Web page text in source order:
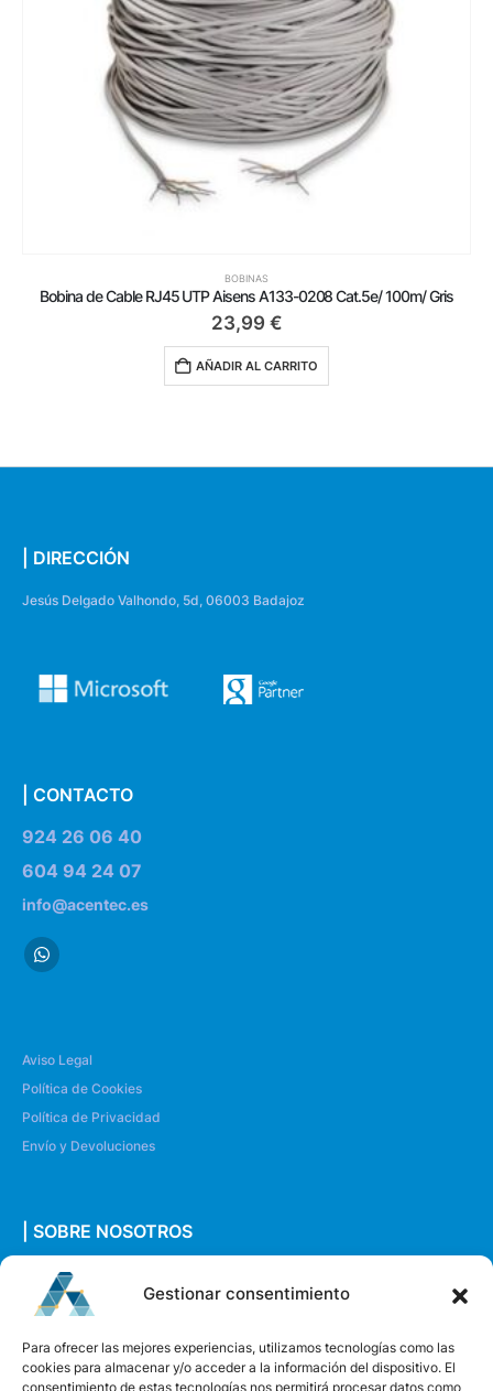
Gestionar consentimiento
Para ofrecer las mejores experiencias, utilizamos tecnologías como las
cookies para almacenar y/o acceder a la información del dispositivo. El
consentimiento de estas tecnologías nos permitirá procesar datos como
BOBINAS
Bobina de Cable RJ45 UTP Aisens A133-0208 Cat.5e/ 100m/ Gris
23,99 €
AÑADIR AL CARRITO
| DIRECCIÓN
Jesús Delgado Valhondo, 5d, 06003 Badajoz
| CONTACTO
924 26 06 40
604 94 24 07
info@acentec.es
Aviso Legal
Política de Cookies
Política de Privacidad
Envío y Devoluciones
| SOBRE NOSOTROS
Quiénes somos
Envíanos un mensaje